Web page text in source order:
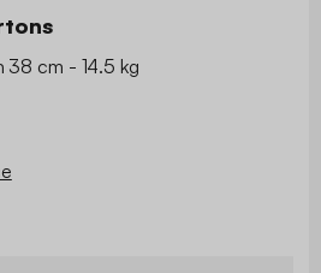
38 cm - 14.5 kg